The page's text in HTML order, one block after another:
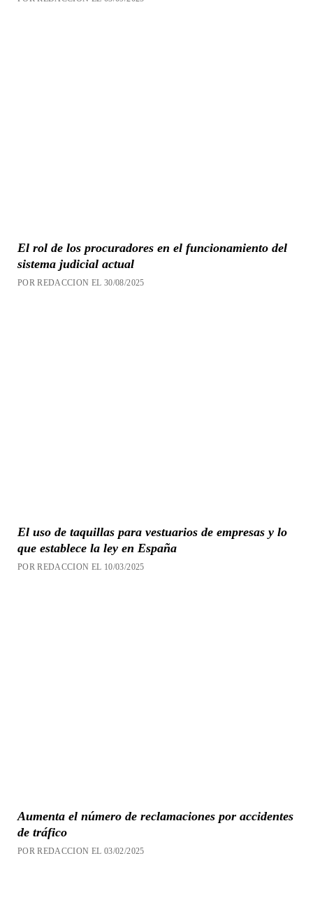
El rol de los procuradores en el funcionamiento del
sistema judicial actual
POR REDACCION EL 30/08/2025
El uso de taquillas para vestuarios de empresas y lo
que establece la ley en España
POR REDACCION EL 10/03/2025
Aumenta el número de reclamaciones por accidentes
de tráfico
POR REDACCION EL 03/02/2025